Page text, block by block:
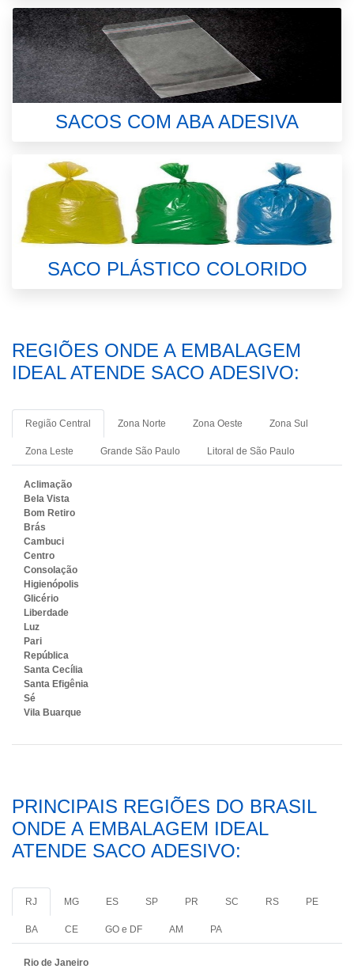
SACOS COM ABA ADESIVA
SACO PLÁSTICO COLORIDO
REGIÕES ONDE A EMBALAGEM
IDEAL ATENDE SACO ADESIVO:
Região Central Zona Norte Zona Oeste Zona Sul
Zona Leste Grande São Paulo Litoral de São Paulo
Aclimação
Bela Vista
Bom Retiro
Brás
Cambuci
Centro
Consolação
Higienópolis
Glicério
Liberdade
Luz
Pari
República
Santa Cecília
Santa Efigênia
Sé
Vila Buarque
PRINCIPAIS REGIÕES DO BRASIL
ONDE A EMBALAGEM IDEAL
ATENDE SACO ADESIVO:
RJ MG ES SP PR SC RS PE
BA CE GO e DF AM PA
Rio de Janeiro